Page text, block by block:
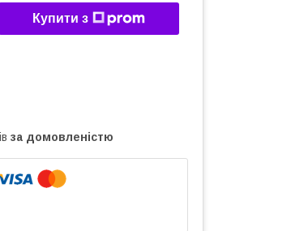
Купити з
за домовленістю